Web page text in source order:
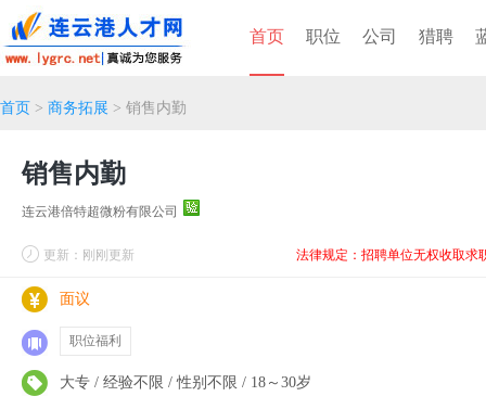
首页 职位 公司 猎聘
首页 > 商务拓展 > 销售内勤
销售内勤
连云港倍特超微粉有限公司
更新：刚刚更新 法律规定：招聘单位无权收取求
面议
职位福利
大专 / 经验不限 / 性别不限 / 18～30岁